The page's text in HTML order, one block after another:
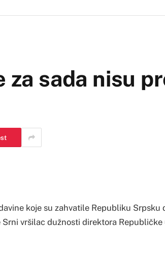
za sada nisu
koje su zahvatile Republiku Srpsku
Srni vršilac dužnosti direktora